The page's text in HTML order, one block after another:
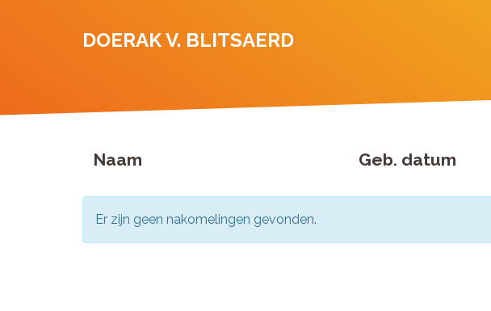
DOERAK V. BLITSAERD
Naam Geb. datum
Er zijn geen nakomelingen gevonden.